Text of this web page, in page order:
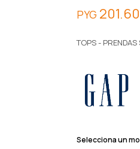
PYG
TOPS - PRENDAS
Selecciona un